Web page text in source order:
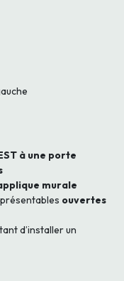
à une porte
murale
ouvertes
d’installer un